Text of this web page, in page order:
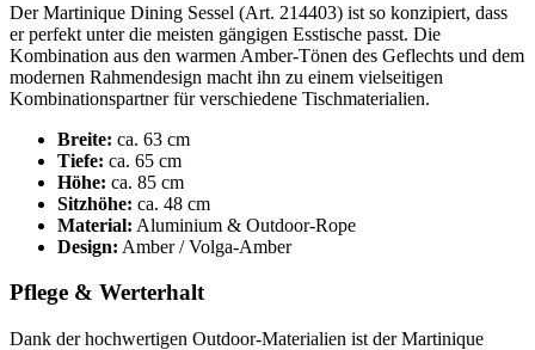
Der Martinique Dining Sessel (Art. 214403) ist so konzipiert, dass
er perfekt unter die meisten gängigen Esstische passt. Die
Kombination aus den warmen Amber-Tönen des Geflechts und dem
modernen Rahmendesign macht ihn zu einem vielseitigen
Kombinationspartner für verschiedene Tischmaterialien.
Breite: ca. 63 cm
Tiefe: ca. 65 cm
Höhe: ca. 85 cm
Sitzhöhe: ca. 48 cm
Material: Aluminium & Outdoor-Rope
Design: Amber / Volga-Amber
Pflege & Werterhalt
Dank der hochwertigen Outdoor-Materialien ist der Martinique